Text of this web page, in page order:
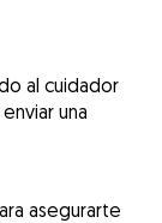
al cuidador
una
asegurarte